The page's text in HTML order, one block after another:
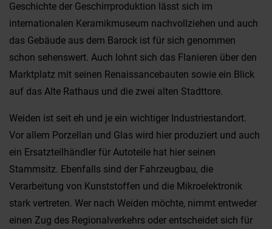
Geschichte der Geschirrproduktion lässt sich im
internationalen Keramikmuseum nachvollziehen und auch
das Gebäude aus dem Barock ist für sich genommen
schon sehenswert. Auch lohnt sich das Flanieren über den
Marktplatz mit seinen Renaissancebauten sowie ein Blick
auf das Alte Rathaus und die zwei alten Stadttore.
Weiden ist seit eh und je ein wichtiger Industriestandort.
Vor allem Porzellan und Glas wird hier produziert und auch
ein Ersatzteilhändler für Autoteile hat hier seinen
Stammsitz. Ebenfalls sind der Fahrzeugbau, die
Verarbeitung von Kunststoffen und die Mikroelektronik
stark vertreten. Wer nach Weiden möchte, nimmt entweder
einen Zug des Regionalverkehrs oder entscheidet sich für